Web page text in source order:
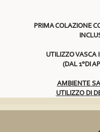
PRIMA COLAZIONE
UTILIZZO VASCA
(DAL 1°DI
AMBIENTE
UTILIZZO DI